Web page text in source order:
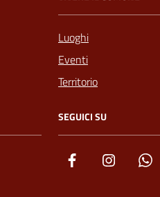
Luoghi
Eventi
Territorio
SEGUICI SU
Facebook Instagram